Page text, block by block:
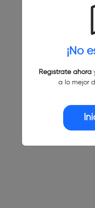
¡No
Regístrate ahora
a lo mejor